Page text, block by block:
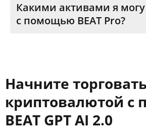
Какими активами я могу
с помощью BEAT Pro?
Начните
криптовалютой
BEAT GPT AI 2.0